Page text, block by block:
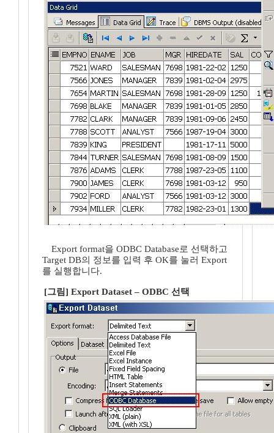
Export format을 ODBC Database로 선택하고
Target DB의 정보를 입력 후 OK를 눌러 Export
를 실행합니다.
[그림] Export Dataset – ODBC 선택